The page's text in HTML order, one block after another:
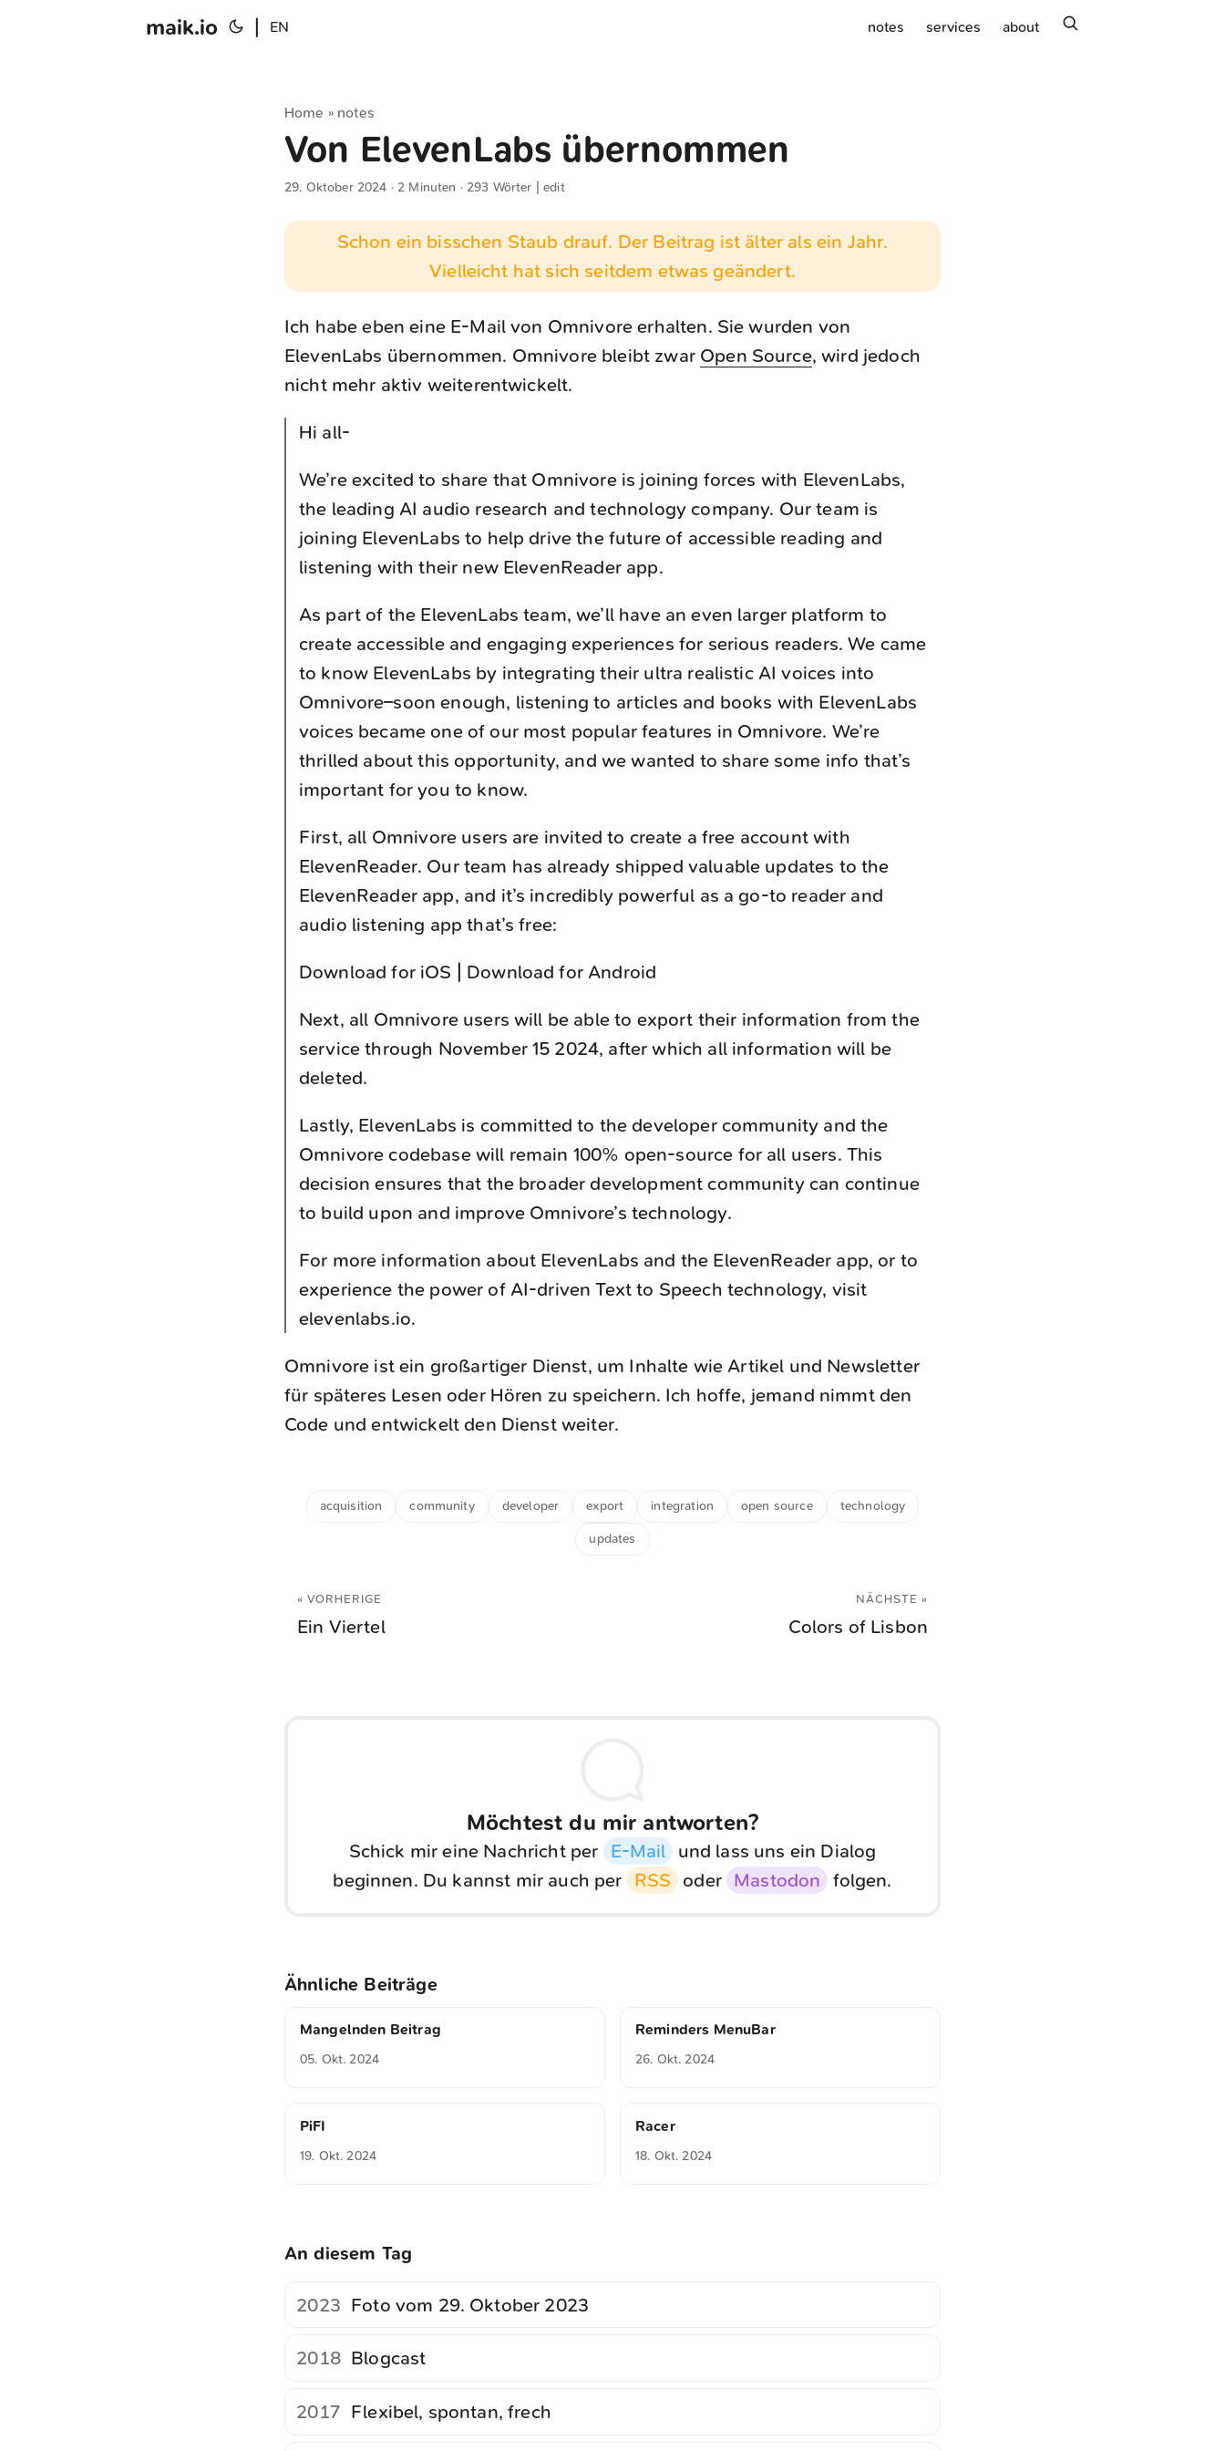
maik.io EN notes services about
Home » notes
Von ElevenLabs übernommen
29. Oktober 2024 · 2 Minuten · 293 Wörter |edit
Schon ein bisschen Staub drauf. Der Beitrag ist älter als ein Jahr.
Vielleicht hat sich seitdem etwas geändert.
Ich habe eben eine E-Mail von Omnivore erhalten. Sie wurden von
ElevenLabs übernommen. Omnivore bleibt zwar Open Source, wird jedoch
nicht mehr aktiv weiterentwickelt.
Hi all-
We’re excited to share that Omnivore is joining forces with ElevenLabs,
the leading AI audio research and technology company. Our team is
joining ElevenLabs to help drive the future of accessible reading and
listening with their new ElevenReader app.
As part of the ElevenLabs team, we’ll have an even larger platform to
create accessible and engaging experiences for serious readers. We came
to know ElevenLabs by integrating their ultra realistic AI voices into
Omnivore–soon enough, listening to articles and books with ElevenLabs
voices became one of our most popular features in Omnivore. We’re
thrilled about this opportunity, and we wanted to share some info that’s
important for you to know.
First, all Omnivore users are invited to create a free account with
ElevenReader. Our team has already shipped valuable updates to the
ElevenReader app, and it’s incredibly powerful as a go-to reader and
audio listening app that’s free:
Download for iOS | Download for Android
Next, all Omnivore users will be able to export their information from the
service through November 15 2024, after which all information will be
deleted.
Lastly, ElevenLabs is committed to the developer community and the
Omnivore codebase will remain 100% open-source for all users. This
decision ensures that the broader development community can continue
to build upon and improve Omnivore’s technology.
For more information about ElevenLabs and the ElevenReader app, or to
experience the power of AI-driven Text to Speech technology, visit
elevenlabs.io.
Omnivore ist ein großartiger Dienst, um Inhalte wie Artikel und Newsletter
für späteres Lesen oder Hören zu speichern. Ich hoffe, jemand nimmt den
Code und entwickelt den Dienst weiter.
acquisition community developer export integration open source technology
updates
« VORHERIGE
Ein Viertel
NÄCHSTE »
Colors of Lisbon
Möchtest du mir antworten?
Schick mir eine Nachricht per E-Mail
und lass uns ein Dialog
beginnen. Du kannst mir auch per
RSS oder Mastodon folgen.
Ähnliche Beiträge
Mangelnden Beitrag
05. Okt. 2024
Reminders MenuBar
26. Okt. 2024
PiFI
19. Okt. 2024
Racer
18. Okt. 2024
An diesem Tag
2023 Foto vom 29. Oktober 2023
2018 Blogcast
2017 Flexibel, spontan, frech